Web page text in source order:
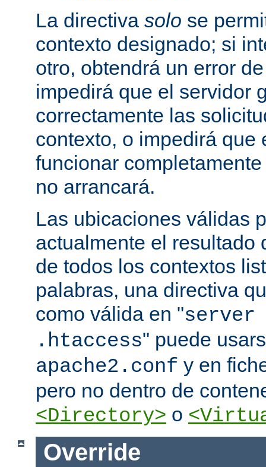
La directiva solo se
contexto designado; si
otro, obtendrá un error
impedirá que el servidor
correctamente las
contexto, o impedirá que
funcionar
no arrancará.
Las ubicaciones válidas
actualmente el resultado
de todos los contextos
palabras, una directiva
como válida en "
.htaccess" puede
apache2.conf y en
pero no dentro de
<Directory> o
Override